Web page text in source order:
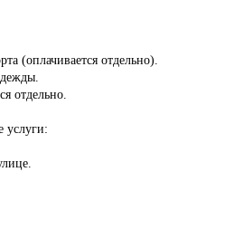
(оплачивается отдельно).
отдельно.
услуги: